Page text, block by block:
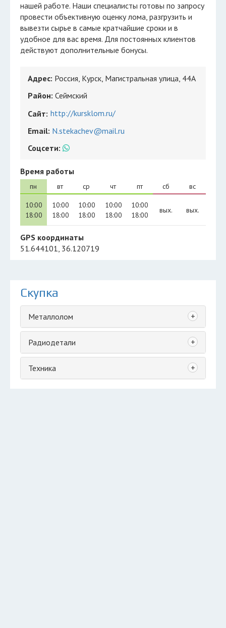
нашей работе. Наши специалисты готовы по запросу
провести объективную оценку лома, разгрузить и
вывезти сырье в самые кратчайшие сроки и в
удобное для вас время. Для постоянных клиентов
действуют дополнительные бонусы.
Адрес: Россия, Курск, Магистральная улица, 44А
Район: Сеймский
Сайт: http://kursklom.ru/
Email: N.stekachev@mail.ru
Соцсети:
Время работы
пн
10:00
18:00
вт
10:00
18:00
ср
10:00
18:00
чт
10:00
18:00
пт
10:00
18:00
сб
вых.
вс
вых.
GPS координаты
51.644101, 36.120719
Скупка
Металлолом +
Радиодетали +
Техника +